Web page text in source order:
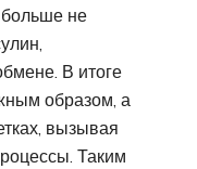
не
В итоге
образом, а
вызывая
Таким